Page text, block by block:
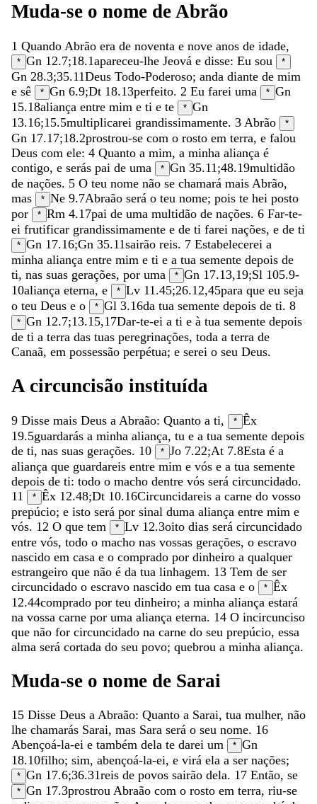
Muda-se o nome de Abrão
1 Quando Abrão era de noventa e nove anos de idade,
* Gn 12.7;18.1apareceu-lhe Jeová e disse: Eu sou *
Gn 28.3;35.11Deus Todo-Poderoso; anda diante de mim
e sê * Gn 6.9;Dt 18.13perfeito. 2 Eu farei uma * Gn
15.18aliança entre mim e ti e te * Gn
13.16;15.5multiplicarei grandissimamente. 3 Abrão *
Gn 17.17;18.2prostrou-se com o rosto em terra, e falou
Deus com ele: 4 Quanto a mim, a minha aliança é
contigo, e serás pai de uma * Gn 35.11 ;48.19multidão
de nações. 5 O teu nome não se chamará mais Abrão,
mas
* Ne 9.7Abraão será o teu nome; pois te hei posto
por
* Rm 4.17pai de uma multidão de nações. 6 Far-te-
ei frutificar grandissimamente e de ti farei nações, e de ti
* Gn 17.16;Gn 35.11sairão reis. 7 Estabelecerei a
minha aliança entre mim e ti e a tua semente depois de
ti, nas suas gerações, por uma * Gn 17.13,19;Sl 105.9-
10aliança eterna, e * Lv 11.45;26.12,45para que eu seja
o teu Deus e o * Gl 3.16da tua semente depois de ti. 8
* Gn 12.7;13.15,17Dar-te-ei a ti e à tua semente depois
de ti a terra das tuas peregrinações, toda a terra de
Canaã, em possessão perpétua; e serei o seu Deus.
A circuncisão instituída
9 Disse mais Deus a Abraão: Quanto a ti, * Êx
19.5guardarás a minha aliança, tu e a tua semente depois
de ti, nas suas gerações. 10 * Jo 7.22;At 7.8Esta é a
aliança que guardareis entre mim e vós e a tua semente
depois de ti: todo o macho dentre vós será circuncidado.
11
* Êx 12.48;Dt 10.16Circuncidareis a carne do vosso
prepúcio; e isto será por sinal duma aliança entre mim e
vós. 12 O que tem * Lv 12.3oito dias será circuncidado
entre vós, todo o macho nas vossas gerações, o escravo
nascido em casa e o comprado por dinheiro a qualquer
estrangeiro que não é da tua linhagem. 13 Tem de ser
circuncidado o escravo nascido em tua casa e o * Êx
12.44comprado por teu dinheiro; a minha aliança estará
na vossa carne por uma aliança eterna. 14 O incircunciso
que não for circuncidado na carne do seu prepúcio, essa
alma será cortada do seu povo; quebrou a minha aliança.
Muda-se o nome de Sarai
15 Disse Deus a Abraão: Quanto a Sarai, tua mulher, não
lhe chamarás Sarai, mas Sara será o seu nome. 16
Abençoá-la-ei e também dela te darei um * Gn
18.10filho; sim, abençoá-la-ei, e virá ela a ser nações;
* Gn 17.6;36.31reis de povos sairão dela. 17 Então, se
* Gn 17.3prostrou Abraão com o rosto em terra, riu-se